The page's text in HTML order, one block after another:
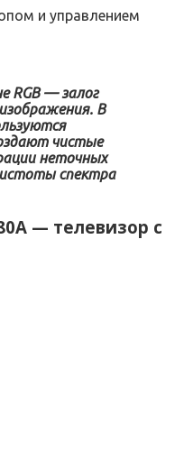
и управлением
RGB — залог
В
чистые
неточных
спектра
— телевизор с